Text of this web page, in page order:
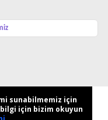
sunabilmemiz için
için bizim okuyun